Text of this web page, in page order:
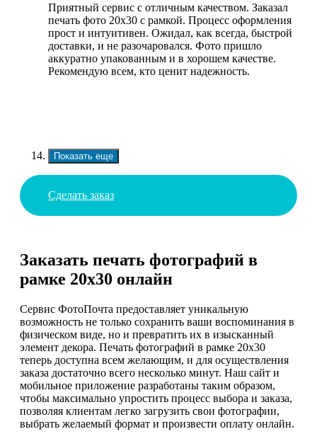
Приятный сервис с отличным качеством. Заказал
печать фото 20х30 с рамкой. Процесс оформления
прост и интуитивен. Ожидал, как всегда, быстрой
доставки, и не разочаровался. Фото пришло
аккуратно упакованным и в хорошем качестве.
Рекомендую всем, кто ценит надежность.
Показать еще
Сделать заказ
Заказать печать фотографий в
рамке 20х30 онлайн
Сервис ФотоПочта предоставляет уникальную
возможность не только сохранить ваши воспоминания в
физическом виде, но и превратить их в изысканный
элемент декора. Печать фотографий в рамке 20х30
теперь доступна всем желающим, и для осуществления
заказа достаточно всего несколько минут. Наш сайт и
мобильное приложение разработаны таким образом,
чтобы максимально упростить процесс выбора и заказа,
позволяя клиентам легко загрузить свои фотографии,
выбрать желаемый формат и произвести оплату онлайн.